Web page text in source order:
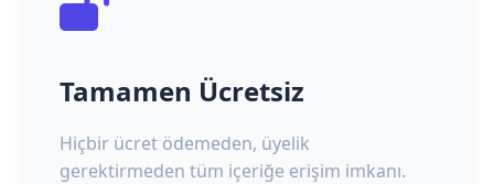
Tamamen Ücretsiz
Hiçbir ücret ödemeden, üyelik
gerektirmeden tüm içeriğe erişim imkanı.